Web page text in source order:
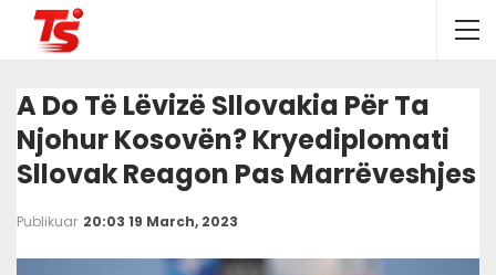
A Do Të Lëvizë Sllovakia Për Ta
Njohur Kosovën? Kryediplomati
Sllovak Reagon Pas Marrëveshjes
Publikuar 20:03 19 March, 2023